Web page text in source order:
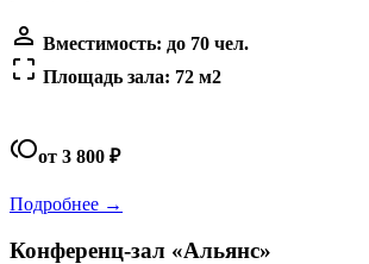
person_outline Вместимость: до 70 чел.
crop_free Площадь зала: 72 м2
tollот 3 800 ₽
Подробнее →
Конференц-зал «Альянс»